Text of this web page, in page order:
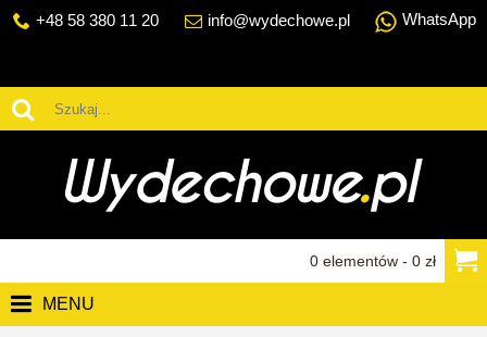
+48 58 380 11 20 info@wydechowe.pl WhatsApp
0 elementów - 0 zł
MENU